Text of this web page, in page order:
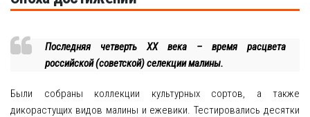
Последняя четверть ХХ века – время расцвета
российской (советской) селекции малины.
Были собраны коллекции культурных сортов, а также
дикорастущих видов малины и ежевики. Тестировались десятки